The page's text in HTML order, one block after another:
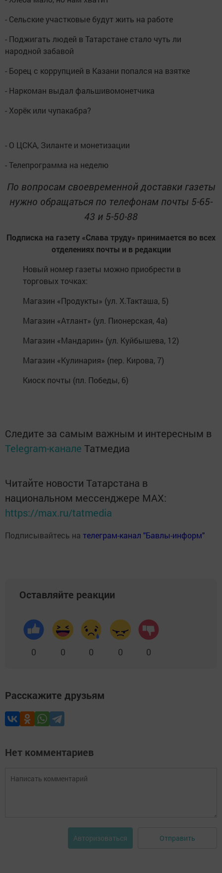
- Сельские участковые будут жить на работе
- Поджигать людей в Татарстане стало чуть ли
народной забавой
- Борец с коррупцией в Казани попался на взятке
- Наркоман выдал фальшивомонетчика
- Хорёк или чупакабра?
- О ЦСКА, Зиланте и монетизации
- Телепрограмма на неделю
По вопросам своевременной доставки газеты
нужно обращаться по телефонам почты 5-65-
43 и 5-50-88
Подписка на газету «Слава труду» принимается во всех
отделениях почты и в редакции
Новый номер газеты можно приобрести в
торговых точках:
Магазин «Продукты» (ул. Х.Такташа, 5)
Магазин «Атлант» (ул. Пионерская, 4а)
Магазин «Мандарин» (ул. Куйбышева, 12)
Магазин «Кулинария» (пер. Кирова, 7)
Киоск почты (пл. Победы, 6)
Следите за самым важным и интересным в
Telegram-канале Татмедиа
Читайте новости Татарстана в
национальном мессенджере MАХ:
https://max.ru/tatmedia
Подписывайтесь на телеграм-канал "Бавлы-информ"
Оставляйте реакции
0 0 0 0 0
Расскажите друзьям
Нет комментариев
Авторизоваться Отправить